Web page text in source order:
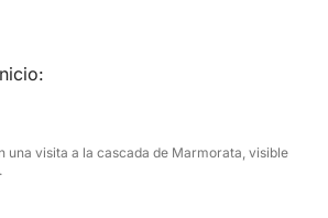
a lo largo de una de las
Praiano y Positano desde el mar
acantilados y colores únicos.
nadar le permitirán disfrutar de
y del mar lejos de las multitudes,
podrá relajarse en las
y bajo la sombra del toldo
una visita a la cascada de Marmorata, visible